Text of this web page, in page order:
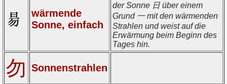
wärmende
Sonne, einfach
der Sonne 日 über einem
Grund 一 mit den wärmenden
Strahlen und weist auf die
Erwärmung beim Beginn des
Tages hin.
勿 Sonnenstrahlen